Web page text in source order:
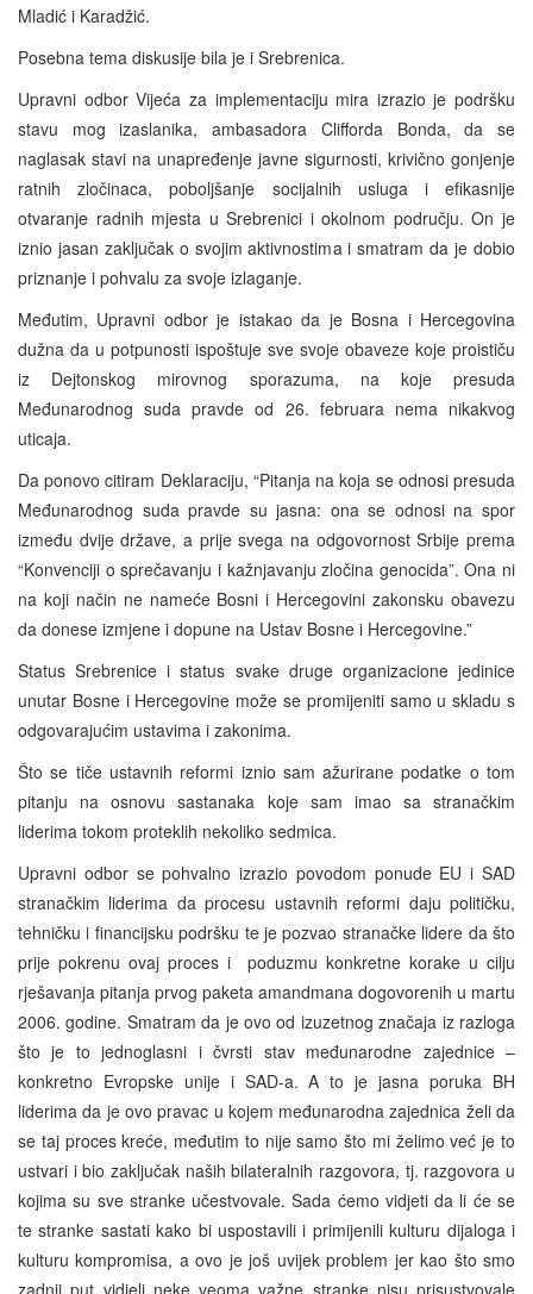
Mladić i Karadžić.
Posebna tema diskusije bila je i Srebrenica.
Upravni odbor Vijeća za implementaciju mira izrazio je podršku
stavu mog izaslanika, ambasadora Clifforda Bonda, da se
naglasak stavi na unapređenje javne sigurnosti, krivično gonjenje
ratnih zločinaca, poboljšanje socijalnih usluga i efikasnije
otvaranje radnih mjesta u Srebrenici i okolnom području. On je
iznio jasan zaključak o svojim aktivnostima i smatram da je dobio
priznanje i pohvalu za svoje izlaganje.
Međutim, Upravni odbor je istakao da je Bosna i Hercegovina
dužna da u potpunosti ispoštuje sve svoje obaveze koje proističu
iz Dejtonskog mirovnog sporazuma, na koje presuda
Međunarodnog suda pravde od 26. februara nema nikakvog
uticaja.
Da ponovo citiram Deklaraciju, “Pitanja na koja se odnosi presuda
Međunarodnog suda pravde su jasna: ona se odnosi na spor
između dvije države, a prije svega na odgovornost Srbije prema
“Konvenciji o sprečavanju i kažnjavanju zločina genocida”. Ona ni
na koji način ne nameće Bosni i Hercegovini zakonsku obavezu
da donese izmjene i dopune na Ustav Bosne i Hercegovine.”
Status Srebrenice i status svake druge organizacione jedinice
unutar Bosne i Hercegovine može se promijeniti samo u skladu s
odgovarajućim ustavima i zakonima.
Što se tiče ustavnih reformi iznio sam ažurirane podatke o tom
pitanju na osnovu sastanaka koje sam imao sa stranačkim
liderima tokom proteklih nekoliko sedmica.
Upravni odbor se pohvalno izrazio povodom ponude EU i SAD
stranačkim liderima da procesu ustavnih reformi daju političku,
tehničku i financijsku podršku te je pozvao stranačke lidere da što
prije pokrenu ovaj proces i poduzmu konkretne korake u cilju
rješavanja pitanja prvog paketa amandmana dogovorenih u martu
2006. godine. Smatram da je ovo od izuzetnog značaja iz razloga
što je to jednoglasni i čvrsti stav međunarodne zajednice –
konkretno Evropske unije i SAD-a. A to je jasna poruka BH
liderima da je ovo pravac u kojem međunarodna zajednica želi da
se taj proces kreće, međutim to nije samo što mi želimo već je to
ustvari i bio zaključak naših bilateralnih razgovora, tj. razgovora u
kojima su sve stranke učestvovale. Sada ćemo vidjeti da li će se
te stranke sastati kako bi uspostavili i primijenili kulturu dijaloga i
kulturu kompromisa, a ovo je još uvijek problem jer kao što smo